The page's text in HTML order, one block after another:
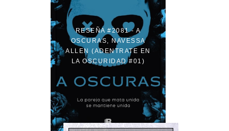
RESEÑA #2081 - A
OSCURAS, NAVESSA
ALLEN (ADENTRATE EN
LA OSCURIDAD #01)